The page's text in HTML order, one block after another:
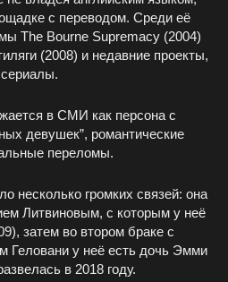
с переводом. Среди её
The Bourne Supremacy (2004)
(2008) и недавние проекты,
в СМИ как персона с
девушек”, романтические
переломы.
несколько громких связей: она
Литвиновым, с которым у неё
затем во втором браке с
Геловани у неё есть дочь Эмми
в 2018 году.